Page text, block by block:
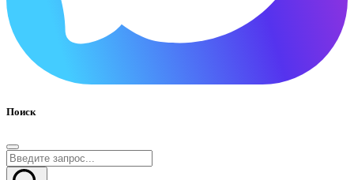
Поиск